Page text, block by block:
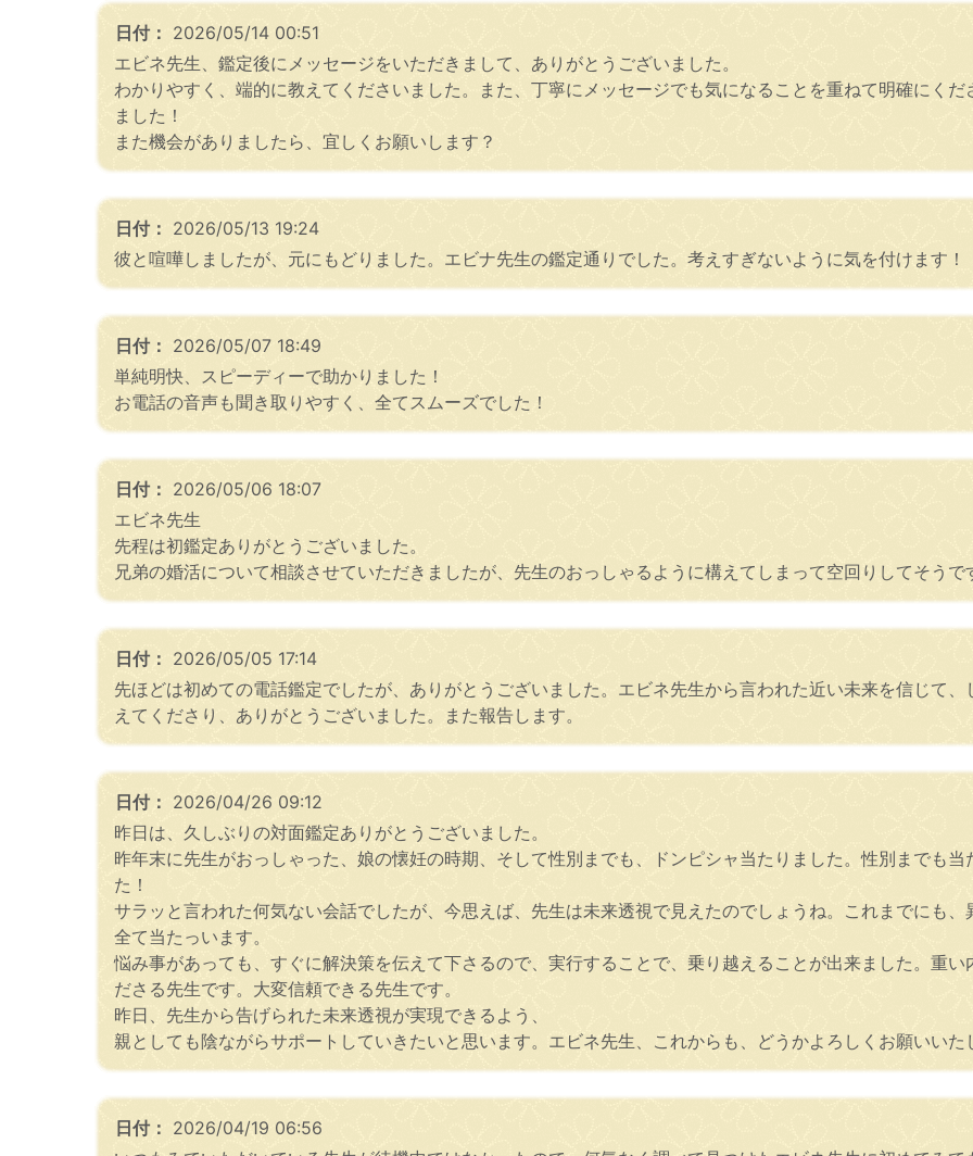
日付： 2026/05/14 00:51
エビネ先生、鑑定後にメッセージをいただきまして、ありがとうございました。
わかりやすく、端的に教えてくださいました。また、丁寧にメッセージでも気になることを重ねて明確にく
ました！
また機会がありましたら、宜しくお願いします？
日付： 2026/05/13 19:24
彼と喧嘩しましたが、元にもどりました。エビナ先生の鑑定通りでした。考えすぎないように気を付けます！
日付： 2026/05/07 18:49
単純明快、スピーディーで助かりました！
お電話の音声も聞き取りやすく、全てスムーズでした！
日付： 2026/05/06 18:07
エビネ先生
先程は初鑑定ありがとうございました。
兄弟の婚活について相談させていただきましたが、先生のおっしゃるように構えてしまって空回りしてそう
日付： 2026/05/05 17:14
先ほどは初めての電話鑑定でしたが、ありがとうございました。エビネ先生から言われた近い未来を信じて
えてくださり、ありがとうございました。また報告します。
日付： 2026/04/26 09:12
昨日は、久しぶりの対面鑑定ありがとうございました。
昨年末に先生がおっしゃった、娘の懐妊の時期、そして性別までも、ドンピシャ当たりました。性別までも
た！
サラッと言われた何気ない会話でしたが、今思えば、先生は未来透視で見えたのでしょうね。これまでにも
全て当たっいます。
悩み事があっても、すぐに解決策を伝えて下さるので、実行することで、乗り越えることが出来ました。重
ださる先生です。大変信頼できる先生です。
昨日、先生から告げられた未来透視が実現できるよう、
親としても陰ながらサポートしていきたいと思います。エビネ先生、これからも、どうかよろしくお願いいた
日付： 2026/04/19 06:56